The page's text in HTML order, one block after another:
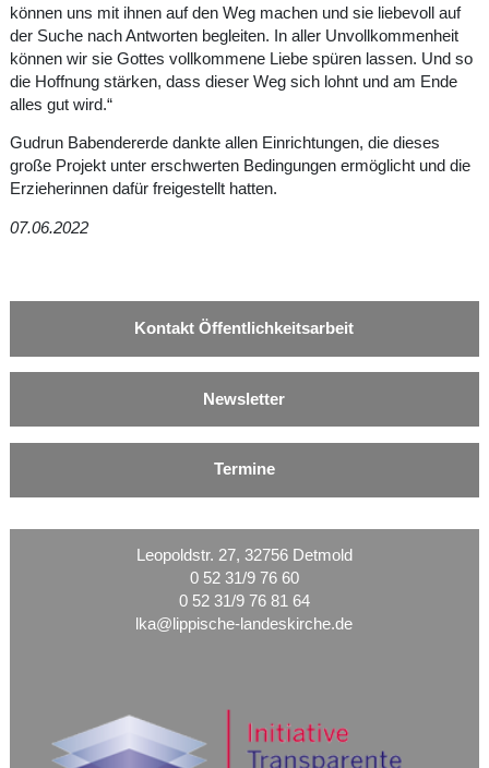
können uns mit ihnen auf den Weg machen und sie liebevoll auf
der Suche nach Antworten begleiten. In aller Unvollkommenheit
können wir sie Gottes vollkommene Liebe spüren lassen. Und so
die Hoffnung stärken, dass dieser Weg sich lohnt und am Ende
alles gut wird.“
Gudrun Babendererde dankte allen Einrichtungen, die dieses
große Projekt unter erschwerten Bedingungen ermöglicht und die
Erzieherinnen dafür freigestellt hatten.
07.06.2022
Kontakt Öffentlichkeitsarbeit
Newsletter
Termine
Leopoldstr. 27, 32756 Detmold
0 52 31/9 76 60
0 52 31/9 76 81 64
lka@lippische-landeskirche.de